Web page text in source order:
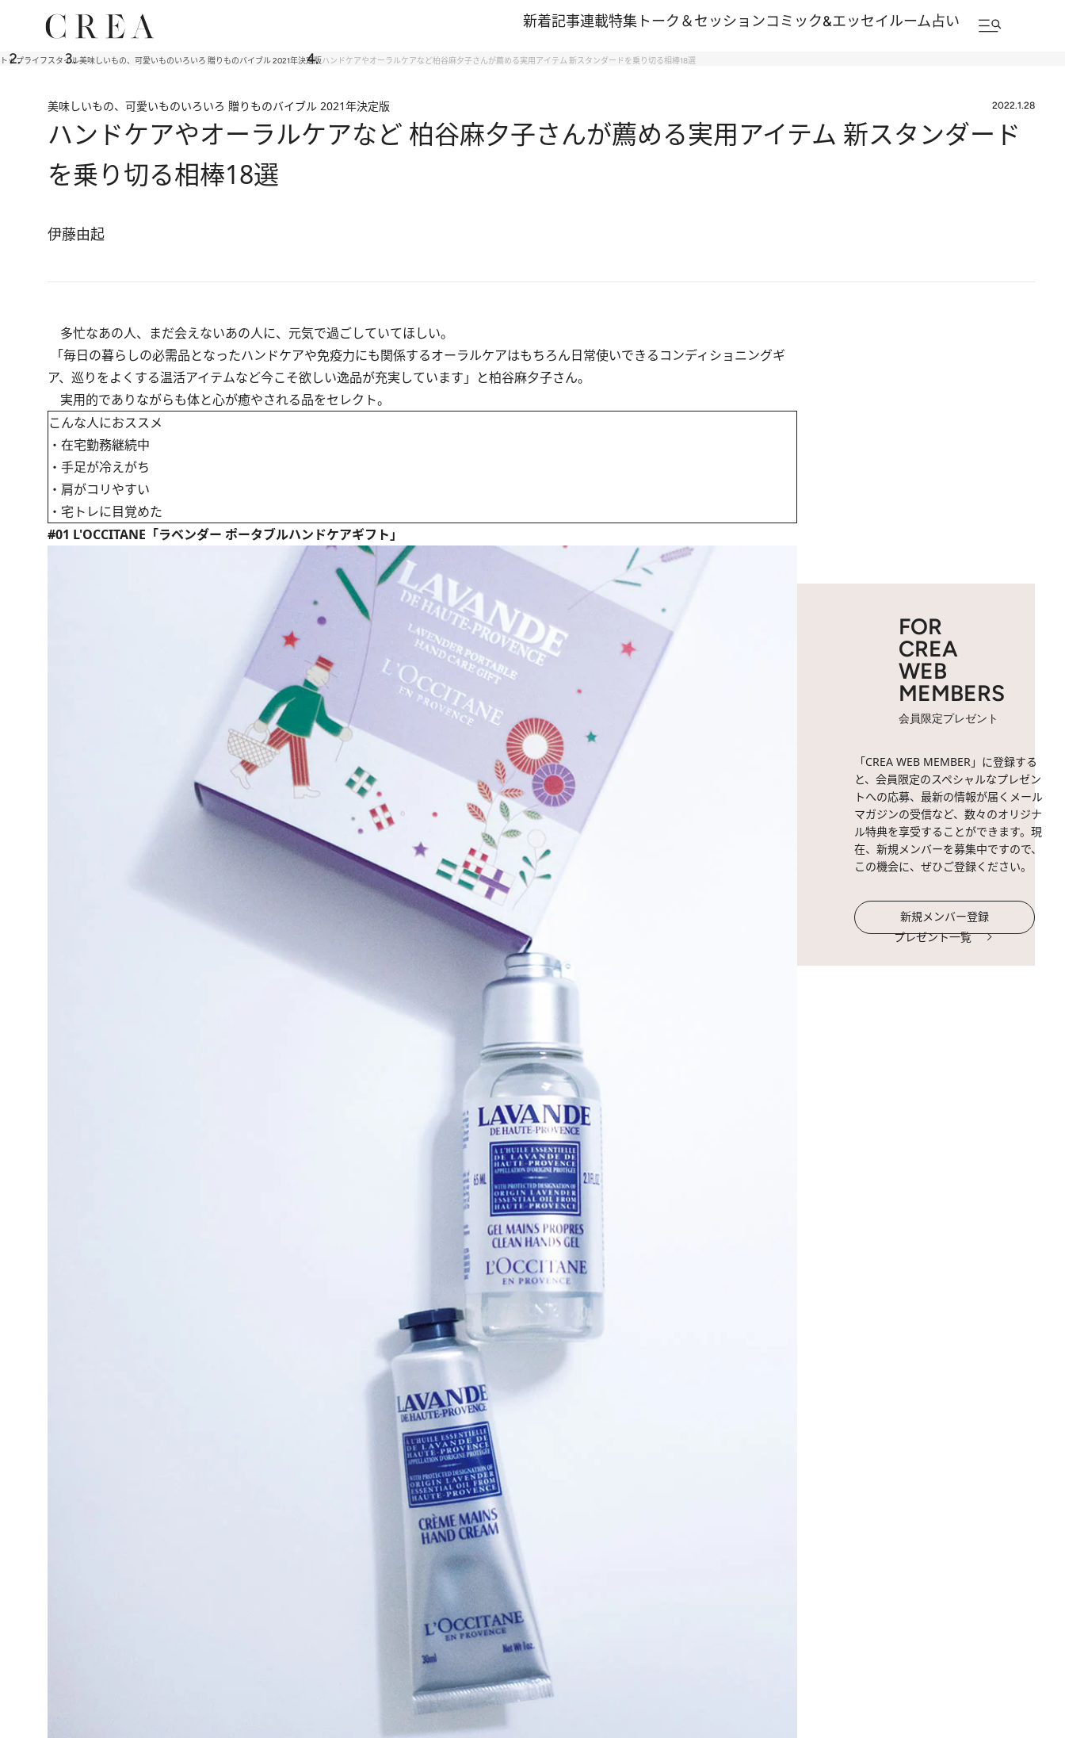
新着記事連載特集 トーク＆セッションコミック&エッセイルーム占い
トップライフスタイル美味しいもの、可愛いものいろいろ 贈りものバイブル 2021年決定版ハンドケアやオーラルケアなど柏谷麻夕子さんが薦める実用アイテム 新スタンダードを乗り切る相棒18選
美味しいもの、可愛いものいろいろ 贈りものバイブル 2021年決定版 2022.1.28
ハンドケアやオーラルケアなど 柏谷麻夕子さんが薦める実用アイテム 新スタンダード
を乗り切る相棒18選
伊藤由起
多忙なあの人、まだ会えないあの人に、元気で過ごしていてほしい。
「毎日の暮らしの必需品となったハンドケアや免疫力にも関係するオーラルケアはもちろん日常使いできるコンディショニングギ
ア、巡りをよくする温活アイテムなど今こそ欲しい逸品が充実しています」と柏谷麻夕子さん。
実用的でありながらも体と心が癒やされる品をセレクト。
こんな人におススメ
・在宅勤務継続中
・手足が冷えがち
・肩がコリやすい
・宅トレに目覚めた
#01 L'OCCITANE「ラベンダー ポータブルハンドケアギフト」
FOR
CREA
WEB
MEMBERS
会員限定プレゼント
「CREA WEB MEMBER」に登録する
と、会員限定のスペシャルなプレゼン
トへの応募、最新の情報が届くメール
マガジンの受信など、数々のオリジナ
ル特典を享受することができます。現
在、新規メンバーを募集中ですので、
この機会に、ぜひご登録ください。
新規メンバー登録
プレゼント一覧